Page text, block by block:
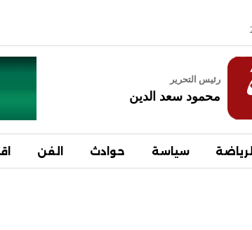
رئيس التحرير
محمود سعد الدين
الرياضة سياسة حوادث الفن